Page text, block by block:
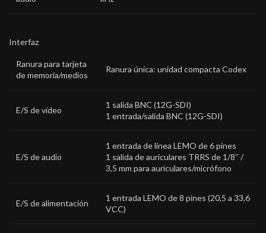
Interfaz
Ranura para tarjeta
de memoria/medios
Ranura única: unidad compacta Codex
E/S de vídeo
1 salida BNC (12G-SDI)
1 entrada/salida BNC (12G-SDI)
E/S de audio
1 entrada de línea LEMO de 6 pines
1 salida de auriculares TRRS de 1/8″ /
3,5 mm para auriculares/micrófono
E/S de alimentación
1 entrada LEMO de 8 pines (20,5 a 33,6
VCC)